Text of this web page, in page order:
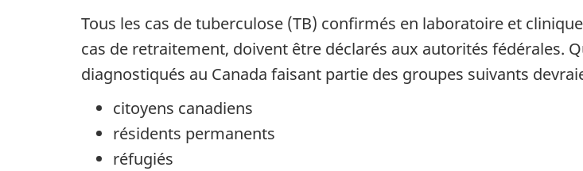
Tous les cas de tuberculose (TB) confirmés en laboratoire et
cas de retraitement, doivent être déclarés aux autorités fédérales.
diagnostiqués au Canada faisant partie des groupes suivants
citoyens canadiens
résidents permanents
réfugiés